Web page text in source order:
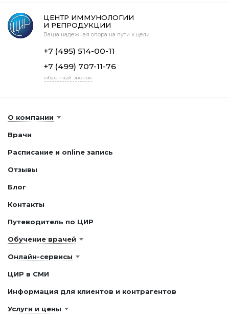
ЦЕНТР ИММУНОЛОГИИ
И РЕПРОДУКЦИИ
Ваша надежная опора на пути к цели
+7 (495) 514-00-11
+7 (499) 707-11-76
обратный звонок
О компании
Врачи
Расписание и online запись
Отзывы
Блог
Контакты
Путеводитель по ЦИР
Обучение врачей
Онлайн-сервисы
ЦИР в СМИ
Информация для клиентов и контрагентов
Услуги и цены